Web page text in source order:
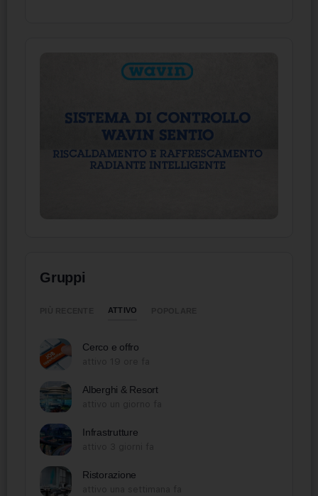
Gruppi
ATTIVO
Cerco e offro
Alberghi & Resort
Infrastrutture
Ristorazione